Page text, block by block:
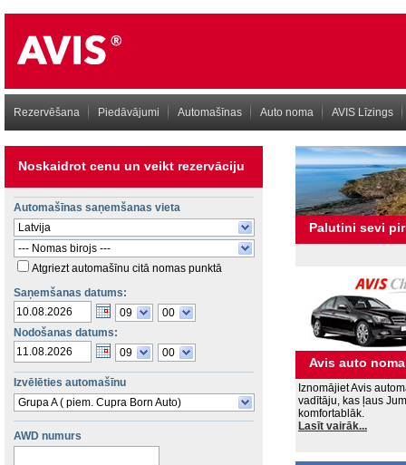
Rezervēšana Piedāvājumi Automašīnas Auto noma AVIS Līzings
Noskaidrot cenu un veikt rezervāciju
Automašīnas saņemšanas vieta
Latvija
--- Nomas birojs ---
Atgriezt automašīnu citā nomas punktā
Saņemšanas datums:
09
00
Nodošanas datums:
09
00
Izvēlēties automašīnu
Grupa A ( piem. Cupra Born Auto)
AWD numurs
Palutini sevi
Avis auto
Iznomājiet Avis
vadītāju, kas ļaus
komfortablāk.
Lasīt vairāk...